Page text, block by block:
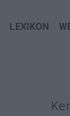
LEXIKON